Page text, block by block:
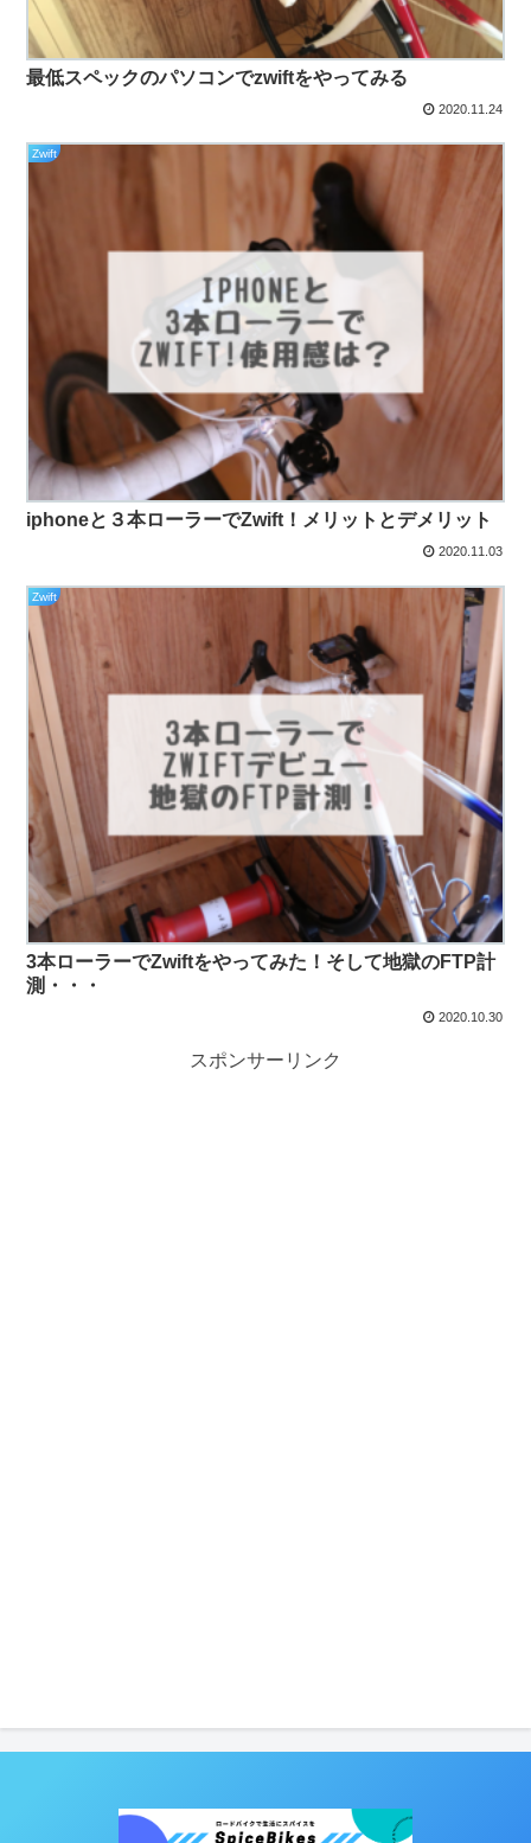
最低スペックのパソコンでzwiftをやってみる
2020.11.24
Zwift
iphoneと３本ローラーでZwift！メリットとデメリット
2020.11.03
Zwift
3本ローラーでZwiftをやってみた！そして地獄のFTP計
測・・・
2020.10.30
スポンサーリンク